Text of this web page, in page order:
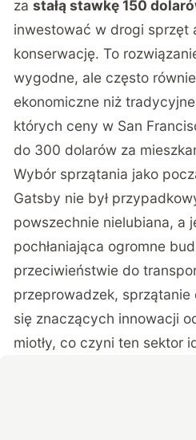
zastałą stawkę 150
inwestować w drogi sprzęt
konserwację. To
wygodne, ale często
ekonomiczne niż
których ceny w San
do 300 dolarów za
Wybór sprzątania jako
Gatsby nie był
powszechnie nielubiana, a
pochłaniająca ogromne
przeciwieństwie do
przeprowadzek, sprzątanie
się znaczących innowacji
miotły, co czyni ten sektor